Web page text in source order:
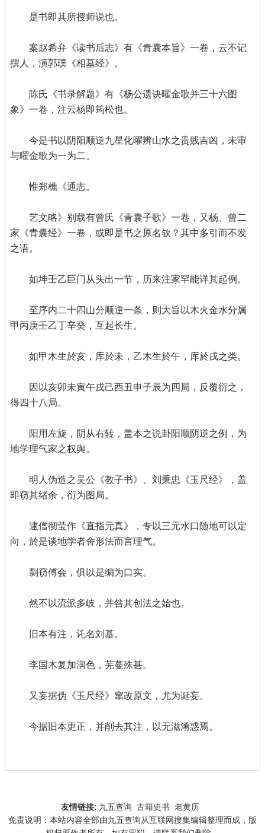
是书即其所授师说也。
案赵希弁《读书后志》有《青囊本旨》一卷，云不记
撰人，演郭璞《相墓经》。
陈氏《书录解题》有《杨公遗诀曜金歌并三十六图
象》一卷，注云杨即筠松也。
今是书以阴阳顺逆九星化曜辨山水之贵贱吉凶，未审
与曜金歌为一为二。
惟郑樵《通志。
艺文略》别载有曾氏《青囊子歌》一卷，又杨、曾二
家《青囊经》一卷，或即是书之原名欤？其中多引而不发
之语。
如坤壬乙巨门从头出一节，历来注家罕能详其起例。
至序内二十四山分顺逆一条，则大旨以木火金水分属
甲丙庚壬乙丁辛癸，互起长生。
如甲木生於亥，库於未，乙木生於午，库於戌之类。
因以亥卯未寅午戌己酉丑申子辰为四局，反覆衍之，
得四十八局。
阳用左旋，阴从右转，盖本之说卦阳顺阴逆之例，为
地学理气家之权舆。
明人伪造之吴公《教子书》、刘秉忠《玉尺经》，盖
即窃其绪余，衍为图局。
逮僧彻莹作《直指元真》，专以三元水口随地可以定
向，於是谈地学者舍形法而言理气。
剽窃傅会，俱以是编为口实。
然不以流派多岐，并咎其创法之始也。
旧本有注，讬名刘基。
李国木复加润色，芜蔓殊甚。
又妄据伪《玉尺经》窜改原文，尤为诞妄。
今据旧本更正，并削去其注，以无滋淆惑焉。
友情链接: 九五查询 古籍史书 老黄历
免责说明：本站内容全部由九五查询从互联网搜集编辑整理而成，版